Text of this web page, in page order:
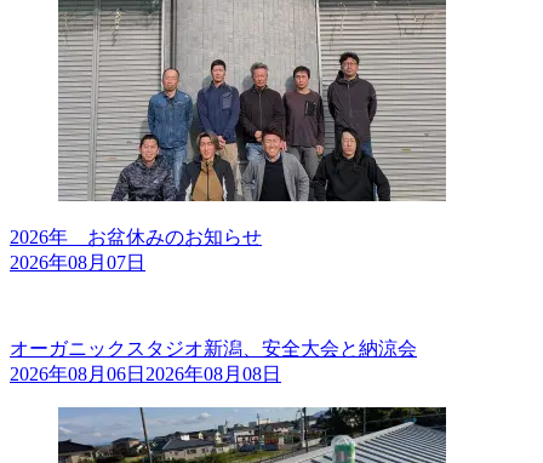
2026年 お盆休みのお知らせ
2026年08月07日
オーガニックスタジオ新潟、安全大会と納涼会
2026年08月06日 2026年08月08日